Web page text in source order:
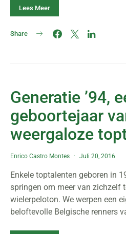
Lees Meer
Share
Generatie ’94,
geboortejaar
weergaloze
Enrico Castro Montes Juli 20, 2016
Enkele toptalenten geboren in
springen om meer van zichzelf
wielerpeloton. We werpen een
beloftevolle Belgische renners